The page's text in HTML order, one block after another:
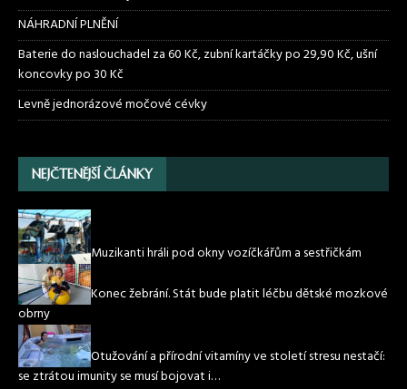
NÁHRADNÍ PLNĚNÍ
Baterie do naslouchadel za 60 Kč, zubní kartáčky po 29,90 Kč, ušní
koncovky po 30 Kč
Levně jednorázové močové cévky
NEJČTENĚJŠÍ ČLÁNKY
Muzikanti hráli pod okny vozíčkářům a sestřičkám
Konec žebrání. Stát bude platit léčbu dětské mozkové
obrny
Otužování a přírodní vitamíny ve století stresu nestačí:
se ztrátou imunity se musí bojovat i…